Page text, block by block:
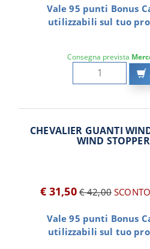
Vale 95 punti Bonus
utilizzabili sul tuo
Consegna prevista
CHEVALIER GUANTI
WIND
€ 31,50 € 42,00
Vale 95 punti Bonus
utilizzabili sul tuo